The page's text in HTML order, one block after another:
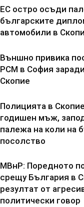
ЕС остро осъди
българските
автомобили в
Външно привика
РСМ в София
Скопие
Полицията в
годишен мъж,
палежа на коли на
посолство
МВнР: Поредното
срещу България в
резултат от
политически говор